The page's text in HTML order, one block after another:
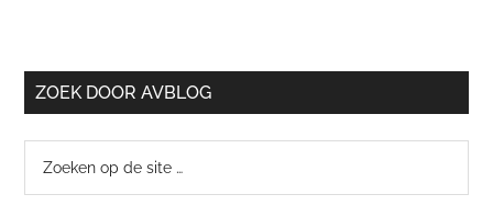
ZOEK DOOR AVBLOG